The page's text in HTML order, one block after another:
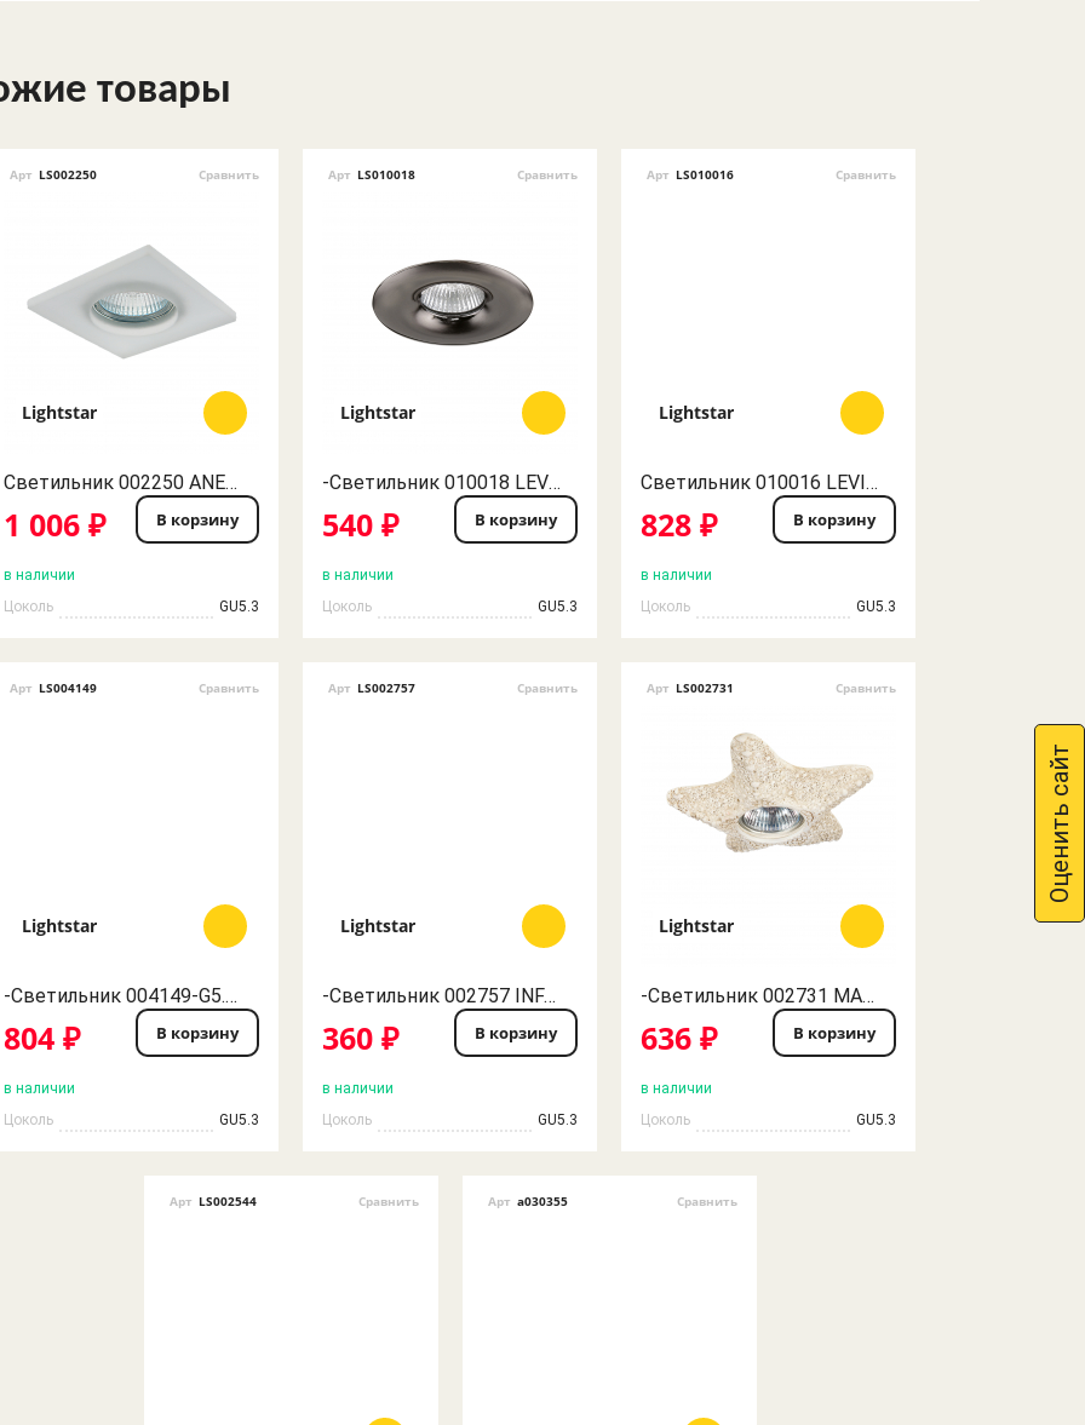
товары
Арт LS002250 Сравнить
Lightstar
Светильник 002250 ANELLO QUAD OP MR16 ХРОМ/МАТОВЫЙ LightStar
1 006 ₽ В корзину
в наличии
Цоколь
GU5.3
Арт LS010018 Сравнить
Lightstar
-Светильник 010018 LEVIGO MR16/HP16 ЧЕРНЫЙ ХРОМ LightStar
540 ₽ В корзину
в наличии
Цоколь
GU5.3
Арт LS010016 Сравнить
Lightstar
Светильник 010016 LEVIGO MR16/HP16 БЕЛЫЙ/ЧЕРНЫЙ LightStar
828 ₽ В корзину
в наличии
Цоколь
GU5.3
Арт LS004149 Сравнить
Lightstar
-Светильник 004149-G5.3 META VI ХРОМ/ПРОЗРАЧНЫЙ, СИРЕНЕВЫЙ LightStar
804 ₽ В корзину
в наличии
Цоколь
GU5.3
Арт LS002757 Сравнить
Lightstar
-Светильник 002757 INFANTA MR16/HP16 ОРЕХ LightStar
360 ₽ В корзину
в наличии
Цоколь
GU5.3
Арт LS002731 Сравнить
Lightstar
-Светильник 002731 MARELLA MR16/HP16 БЕЛЫЙ ПЕСОЧНЫЙ LightStar
636 ₽ В корзину
в наличии
Цоколь
GU5.3
Арт LS002544 Сравнить Арт a030355 Сравнить
Оценить сайт